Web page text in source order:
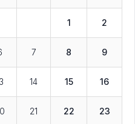
1 2
7 8 9
14 15 16
21 22 23